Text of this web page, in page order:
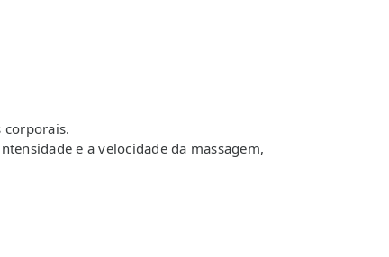
corporais.
e a velocidade da massagem,